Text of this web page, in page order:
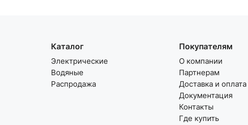
Каталог
Электрические
Водяные
Распродажа
Покупателям
О компании
Партнерам
Доставка и оплата
Документация
Контакты
Где купить